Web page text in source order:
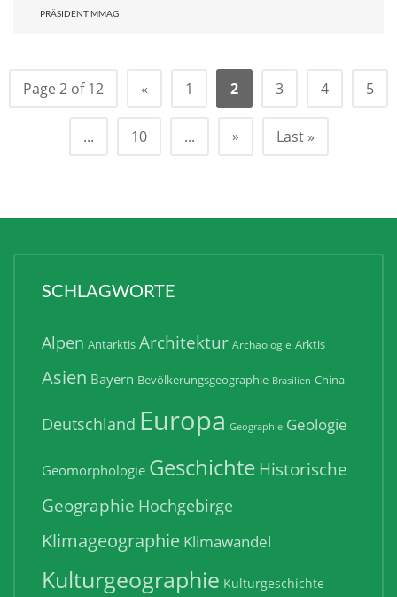
PRÄSIDENT MMAG
Page 2 of 12 « 1 2 3 4 5
... 10 ... » Last »
SCHLAGWORTE
Alpen Antarktis Architektur Archäologie Arktis
Asien Bayern Bevölkerungsgeographie Brasilien China
Deutschland Europa Geographie Geologie
Geomorphologie GeschichteHistorische
Geographie Hochgebirge
Klimageographie Klimawandel
Kulturgeographie Kulturgeschichte